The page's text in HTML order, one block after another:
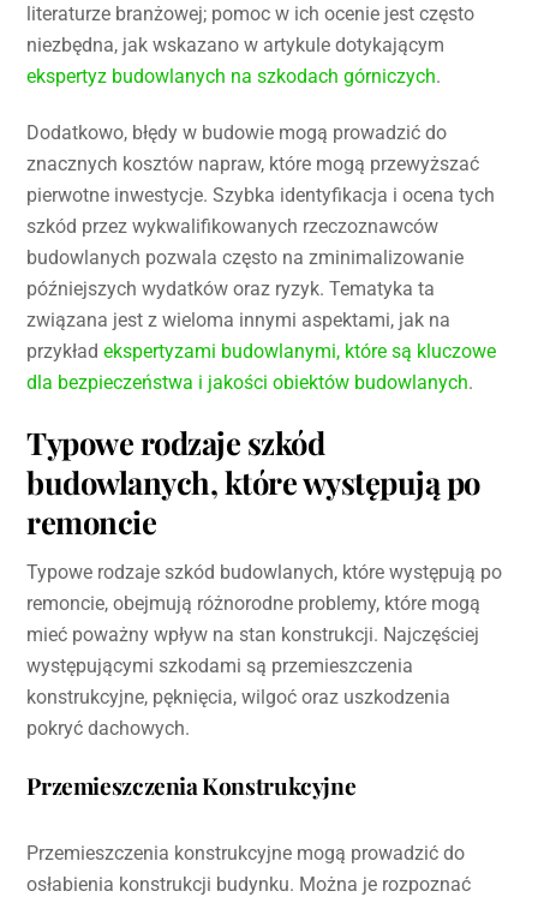
literaturze branżowej; pomoc w ich ocenie jest często
niezbędna, jak wskazano w artykule dotykającym
ekspertyz budowlanych na szkodach górniczych.
Dodatkowo, błędy w budowie mogą prowadzić do
znacznych kosztów napraw, które mogą przewyższać
pierwotne inwestycje. Szybka identyfikacja i ocena tych
szkód przez wykwalifikowanych rzeczoznawców
budowlanych pozwala często na zminimalizowanie
późniejszych wydatków oraz ryzyk. Tematyka ta
związana jest z wieloma innymi aspektami, jak na
przykładekspertyzami budowlanymi, które są kluczowe
dla bezpieczeństwa i jakości obiektów budowlanych.
Typowe rodzaje szkód
budowlanych, które występują po
remoncie
Typowe rodzaje szkód budowlanych, które występują po
remoncie, obejmują różnorodne problemy, które mogą
mieć poważny wpływ na stan konstrukcji. Najczęściej
występującymi szkodami są przemieszczenia
konstrukcyjne, pęknięcia, wilgoć oraz uszkodzenia
pokryć dachowych.
Przemieszczenia Konstrukcyjne
Przemieszczenia konstrukcyjne mogą prowadzić do
osłabienia konstrukcji budynku. Można je rozpoznać